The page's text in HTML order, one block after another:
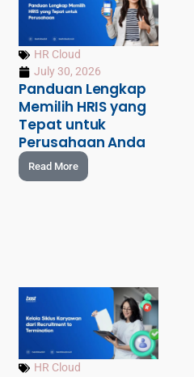
HR Cloud
July 30, 2026
Panduan Lengkap
Memilih HRIS yang
Tepat untuk
Perusahaan Anda
Read More
HR Cloud